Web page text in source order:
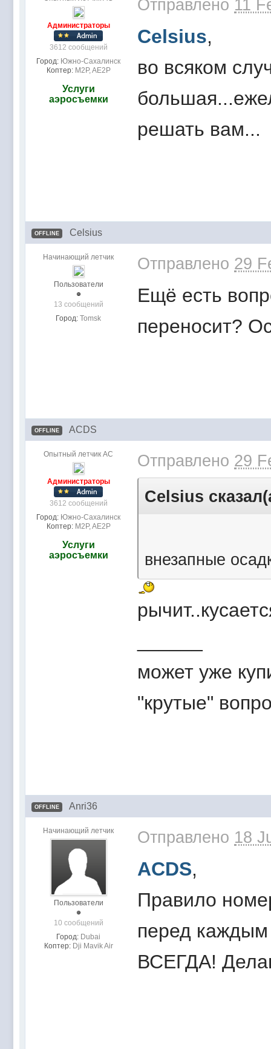
Администраторы
3612 сообщений
Город: Южно-Сахалинск
Коптер: M2P, AE2P
Услуги
аэросъемки
Отправлено 11
Celsius,
во всяком
решать вам...
OFFLINE Celsius
Начинающий летчик
Пользователи
13 сообщений
Город: Tomsk
Отправлено 29
Ещё есть
переносит?
OFFLINE ACDS
Опытный летчик АС
Администраторы
3612 сообщений
Город: Южно-Сахалинск
Коптер: M2P, AE2P
Услуги
аэросъемки
Отправлено 29
Celsius
внезапные
может уже
"крутые"
OFFLINE Anri36
Начинающий летчик
Пользователи
10 сообщений
Город: Dubai
Коптер: Dji Mavik Air
Отправлено 18
ACDS,
Правило
перед каждым
ВСЕГДА!